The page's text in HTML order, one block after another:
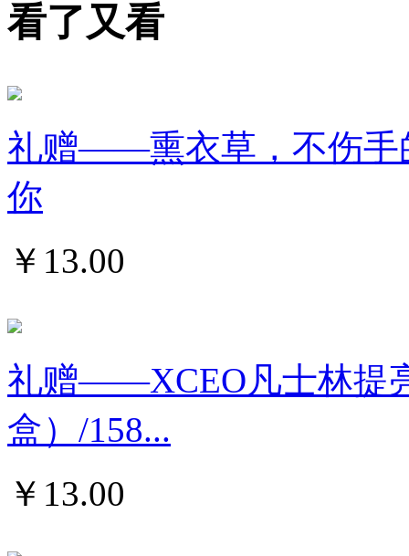
看了又看
礼赠——熏衣草，不伤手
你
￥ 13.00
礼赠——XCEO凡士林提
盒）/158...
￥ 13.00